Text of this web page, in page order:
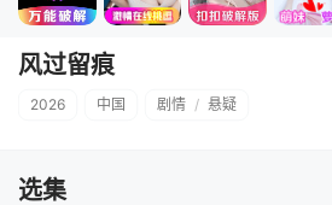
风过留痕
2026 中国 剧情 / 悬疑
选集